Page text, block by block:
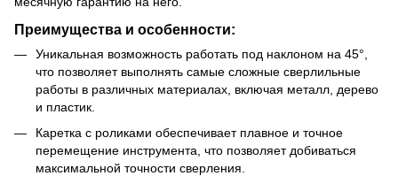
Преимущества и особенности:
Уникальная возможность работать под наклоном на 45°,
что позволяет выполнять самые сложные сверлильные
работы в различных материалах, включая металл, дерево
и пластик.
Каретка с роликами обеспечивает плавное и точное
перемещение инструмента, что позволяет добиваться
максимальной точности сверления.